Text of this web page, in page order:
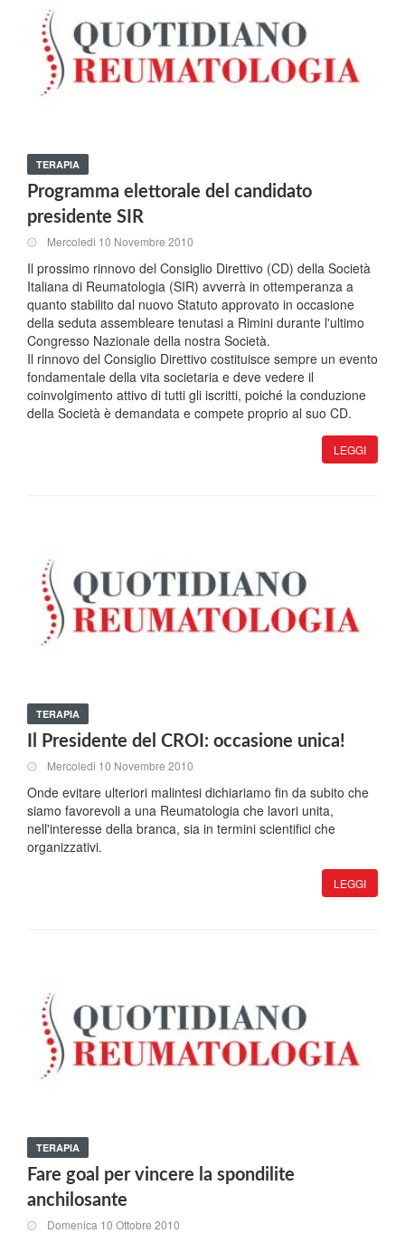
TERAPIA
Programma elettorale del candidato
presidente SIR
Mercoledi 10 Novembre 2010
Il prossimo rinnovo del Consiglio Direttivo (CD) della Società
Italiana di Reumatologia (SIR) avverrà in ottemperanza a
quanto stabilito dal nuovo Statuto approvato in occasione
della seduta assembleare tenutasi a Rimini durante l'ultimo
Congresso Nazionale della nostra Società.
Il rinnovo del Consiglio Direttivo costituisce sempre un evento
fondamentale della vita societaria e deve vedere il
coinvolgimento attivo di tutti gli iscritti, poiché la conduzione
della Società è demandata e compete proprio al suo CD.
LEGGI
TERAPIA
Il Presidente del CROI: occasione unica!
Mercoledi 10 Novembre 2010
Onde evitare ulteriori malintesi dichiariamo fin da subito che
siamo favorevoli a una Reumatologia che lavori unita,
nell'interesse della branca, sia in termini scientifici che
organizzativi.
LEGGI
TERAPIA
Fare goal per vincere la spondilite
anchilosante
Domenica 10 Ottobre 2010